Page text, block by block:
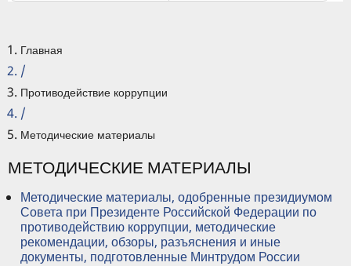
Главная
/
Противодействие коррупции
/
Методические материалы
МЕТОДИЧЕСКИЕ МАТЕРИАЛЫ
Методические материалы, одобренные президиумом
Совета при Президенте Российской Федерации по
противодействию коррупции, методические
рекомендации, обзоры, разъяснения и иные
документы, подготовленные Минтрудом России